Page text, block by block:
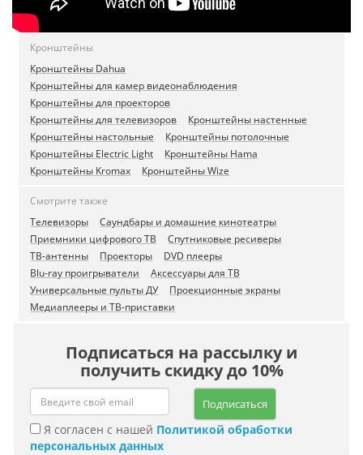
Кронштейны
Кронштейны Dahua
Кронштейны для камер видеонаблюдения
Кронштейны для проекторов
Кронштейны для телевизоров
Кронштейны настенные
Кронштейны настольные
Кронштейны потолочные
Кронштейны Electric Light
Кронштейны Hama
Кронштейны Kromax
Кронштейны Wize
Смотрите также
Телевизоры
Саундбары и домашние кинотеатры
Приемники цифрового ТВ
Спутниковые ресиверы
ТВ-антенны
Проекторы
DVD плееры
Blu-ray проигрыватели
Аксессуары для ТВ
Универсальные пульты ДУ
Проекционные экраны
Медиаплееры и ТВ-приставки
Подписаться на рассылку и
получить скидку до 10%
Подписаться
Я согласен с нашей Политикой обработки
персональных данных